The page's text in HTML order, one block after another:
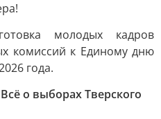
молодых кадров
комиссий к Единому дню
года.
о выборах Тверского